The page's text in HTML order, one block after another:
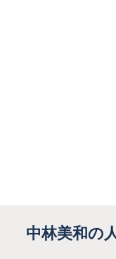
中林美和の